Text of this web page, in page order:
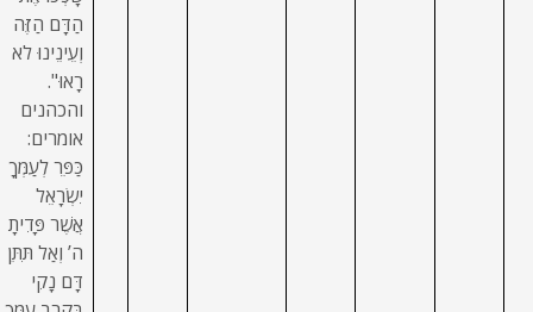
הַדָּם הַזֶּה
וְעֵינֵינוּ לֹא
רָאוּ".
והכהנים
אומרים:
כַּפֵּר לְעַמְּךָ
יִשְׂרָאֵל
אֲשֶׁר פָּדִיתָ
ה’ וְאַל תִּתֵּן
דָּם נָקִי